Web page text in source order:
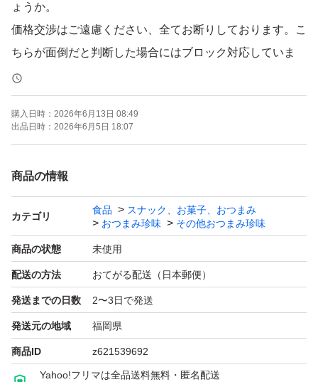
ょうか。
価格交渉はご遠慮ください、全てお断りしております。こ
ちらが面倒だと判断した場合にはブロック対応していま
す。
賞味期限2026/8/31をお届けいたします。
購入日時： 2026年6月13日 08:49
出品日時： 2026年6月5日 18:07
商品の情報
カテゴリ
食品
スナック、お菓子、おつまみ
おつまみ珍味
その他おつまみ珍味
商品の状態 未使用
配送の方法 おてがる配送（日本郵便）
発送までの日数 2〜3日で発送
発送元の地域 福岡県
商品ID z621539692
Yahoo!フリマは全品送料無料・匿名配送